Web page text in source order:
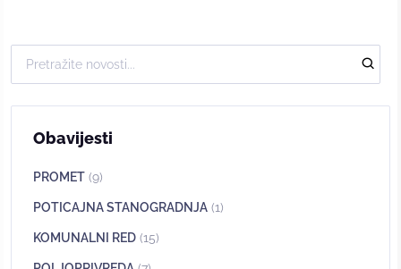
Obavijesti
PROMET (9)
POTICAJNA STANOGRADNJA (1)
KOMUNALNI RED (15)